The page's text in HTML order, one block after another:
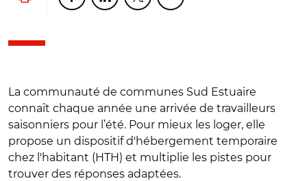
La communauté de communes Sud Estuaire
connaît chaque année une arrivée de travailleurs
saisonniers pour l’été. Pour mieux les loger, elle
propose un dispositif d'hébergement temporaire
chez l'habitant (HTH) et multiplie les pistes pour
trouver des réponses adaptées.